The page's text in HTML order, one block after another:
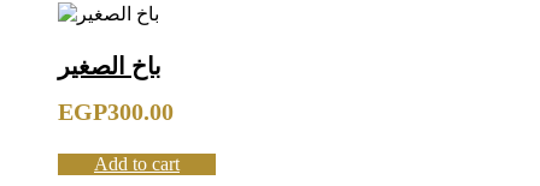
باخ الصغير
EGP300.00
Add to cart